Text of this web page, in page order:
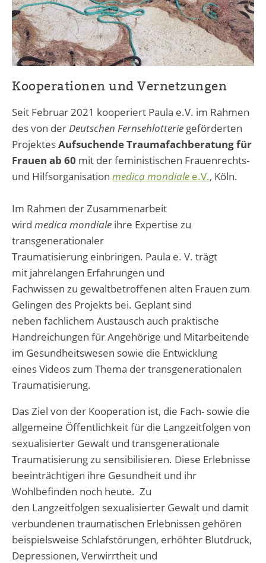
Kooperationen und Vernetzungen
Seit Februar 2021 kooperiert Paula e.V. im Rahmen
des von derDeutschen Fernsehlotterie geförderten
ProjektesAufsuchende Traumafachberatung für
Frauen ab 60 mit der feministischen Frauenrechts-
und Hilfsorganisation medica mondiale e.V., Köln.
Im Rahmen der Zusammenarbeit
wird medica mondiale ihre Expertise zu
transgenerationaler
Traumatisierung einbringen. Paula e. V. trägt
mit jahrelangen Erfahrungen und
Fachwissen zu gewaltbetroffenen alten Frauen zum
Gelingen des Projekts bei. Geplant sind
neben fachlichem Austausch auch praktische
Handreichungen für Angehörige und Mitarbeitende
im Gesundheitswesen sowie die Entwicklung
eines Videos zum Thema der transgenerationalen
Traumatisierung.
Das Ziel von der Kooperation ist, die Fach- sowie die
allgemeine Öffentlichkeit für die Langzeitfolgen von
sexualisierter Gewalt und transgenerationale
Traumatisierung zu sensibilisieren. Diese Erlebnisse
beeinträchtigen ihre Gesundheit und ihr
Wohlbefinden noch heute. Zu
den Langzeitfolgen sexualisierter Gewalt und damit
verbundenen traumatischen Erlebnissen gehören
beispielsweise Schlafstörungen, erhöhter Blutdruck,
Depressionen, Verwirrtheit und